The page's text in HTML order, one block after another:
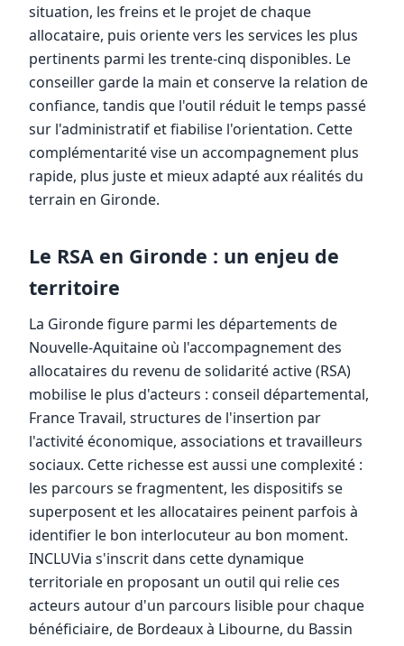
situation, les freins et le projet de chaque
allocataire, puis oriente vers les services les plus
pertinents parmi les trente-cinq disponibles. Le
conseiller garde la main et conserve la relation de
confiance, tandis que l'outil réduit le temps passé
sur l'administratif et fiabilise l'orientation. Cette
complémentarité vise un accompagnement plus
rapide, plus juste et mieux adapté aux réalités du
terrain en Gironde.
Le RSA en Gironde : un enjeu de
territoire
La Gironde figure parmi les départements de
Nouvelle-Aquitaine où l'accompagnement des
allocataires du revenu de solidarité active (RSA)
mobilise le plus d'acteurs : conseil départemental,
France Travail, structures de l'insertion par
l'activité économique, associations et travailleurs
sociaux. Cette richesse est aussi une complexité :
les parcours se fragmentent, les dispositifs se
superposent et les allocataires peinent parfois à
identifier le bon interlocuteur au bon moment.
INCLUVia s'inscrit dans cette dynamique
territoriale en proposant un outil qui relie ces
acteurs autour d'un parcours lisible pour chaque
bénéficiaire, de Bordeaux à Libourne, du Bassin